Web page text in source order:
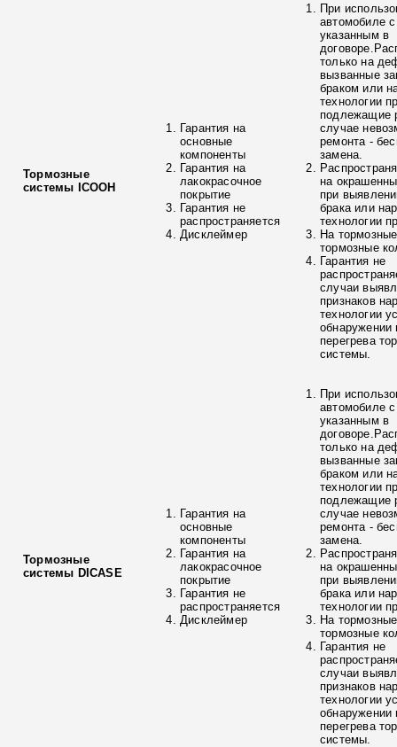
Тормозные
системы ICOOH
Гарантия на
основные
компоненты
Гарантия на
лакокрасочное
покрытие
Гарантия не
распространяется
Дисклеймер
При
автомобиле
указанным в
только на
вызванные
браком или
технологии
подлежащие
случае
ремонта -
замена.
на
при
брака или
технологии
На
тормозные
Гарантия не
случаи
признаков
технологии
обнаружении
перегрева
системы.
Тормозные
системы DICASE
Гарантия на
основные
компоненты
Гарантия на
лакокрасочное
покрытие
Гарантия не
распространяется
Дисклеймер
При
автомобиле
указанным в
только на
вызванные
браком или
технологии
подлежащие
случае
ремонта -
замена.
на
при
брака или
технологии
На
тормозные
Гарантия не
случаи
признаков
технологии
обнаружении
перегрева
системы.